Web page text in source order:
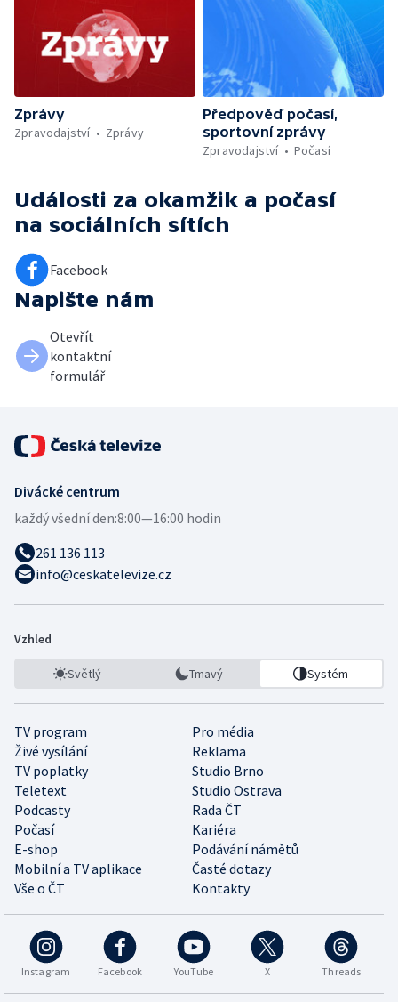
Zprávy
Zpravodajství
Zprávy
Předpověď počasí,
sportovní zprávy
Zpravodajství
Počasí
Události za okamžik a počasí
na sociálních sítích
Facebook
Napište nám
Otevřít
kontaktní
formulář
Divácké centrum
každý všední den:8:00—16:00 hodin
261 136 113
info@ceskatelevize.cz
Vzhled
Světlý Tmavý Systém
TV program
Pro média
Živé vysílání
Reklama
TV poplatky
Studio Brno
Teletext
Studio Ostrava
Podcasty
Rada ČT
Počasí
Kariéra
E-shop
Podávání námětů
Mobilní a TV aplikace
Časté dotazy
Vše o ČT
Kontakty
Instagram Facebook YouTube X Threads